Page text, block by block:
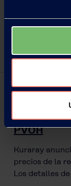
Revisión
PVOH
Kuraray
precios de la
Los detalles